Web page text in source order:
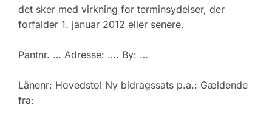
det sker med virkning for terminsydelser, der
forfalder 1. januar 2012 eller senere.
Pantnr. … Adresse: …. By: …
Lånenr: Hovedstol Ny bidragssats p.a.: Gældende
fra: